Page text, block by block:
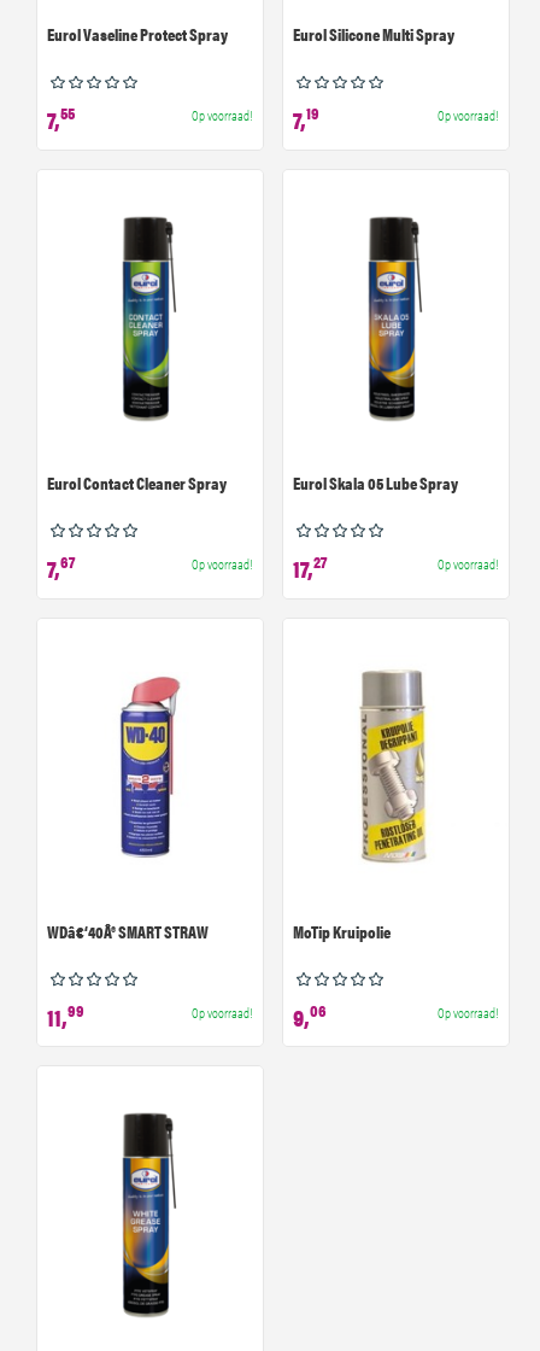
Eurol Vaseline Protect Spray
7,55 Op voorraad!
Eurol Silicone Multi Spray
7,19 Op voorraad!
Eurol Contact Cleaner Spray
7,67 Op voorraad!
Eurol Skala 05 Lube Spray
17,27 Op voorraad!
WDâ€‘40Â® SMART STRAW
11,99 Op voorraad!
MoTip Kruipolie
9,06 Op voorraad!